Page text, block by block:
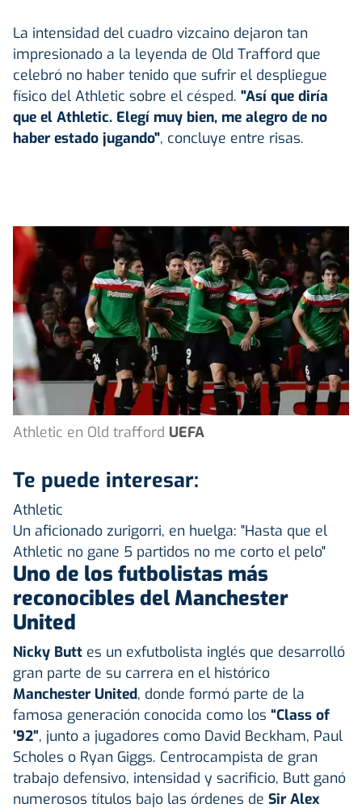
La intensidad del cuadro vizcaino dejaron tan
impresionado a la leyenda de Old Trafford que
celebró no haber tenido que sufrir el despliegue
físico del Athletic sobre el césped. "Así que diría
que el Athletic. Elegí muy bien, me alegro de no
haber estado jugando", concluye entre risas.
Athletic en Old trafford UEFA
Te puede interesar:
Athletic
Un aficionado zurigorri, en huelga: "Hasta que el
Athletic no gane 5 partidos no me corto el pelo"
Uno de los futbolistas más
reconocibles del Manchester
United
Nicky Butt es un exfutbolista inglés que desarrolló
gran parte de su carrera en el histórico
Manchester United, donde formó parte de la
famosa generación conocida como los “Class of
’92”, junto a jugadores como David Beckham, Paul
Scholes o Ryan Giggs. Centrocampista de gran
trabajo defensivo, intensidad y sacrificio, Butt ganó
numerosos títulos bajo las órdenes de Sir Alex